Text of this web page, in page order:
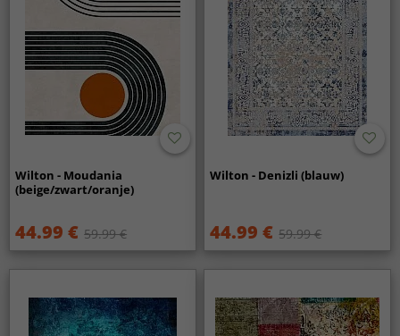
Wilton - Moudania
(beige/zwart/oranje)
44.99 € 59.99 €
Wilton - Denizli (blauw)
44.99 € 59.99 €